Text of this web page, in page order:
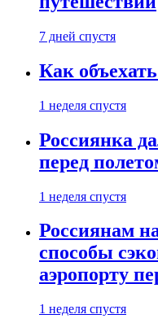
7 дней спустя
Как
1 неделя спустя
Россиянка
перед
1 неделя спустя
Россиянам
способы
аэропорту
1 неделя спустя